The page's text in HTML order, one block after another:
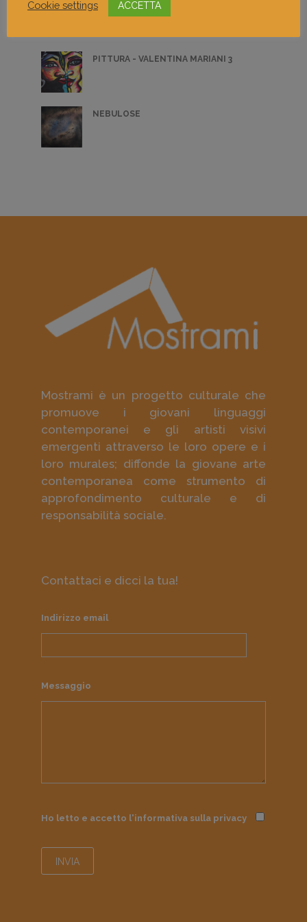
NÉ TEMPO NÉ FORMA
PITTURA - VALENTINA MARIANI 3
NEBULOSE
Mostrami è un progetto culturale che
promuove i giovani linguaggi
contemporanei e gli artisti visivi
emergenti attraverso le loro opere e i
loro murales; diffonde la giovane arte
contemporanea come strumento di
approfondimento culturale e di
responsabilità sociale.
Contattaci e dicci la tua!
Indirizzo email
Messaggio
Ho letto e accetto l'informativa sulla privacy
Cookie settings ACCETTA